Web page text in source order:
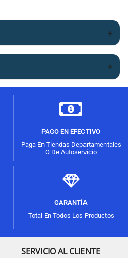
PAGO EN EFECTIVO
Paga En Tiendas Departamentales
O De Autoservicio
GARANTÍA
Total En Todos Los Productos
SERVICIO AL CLIENTE